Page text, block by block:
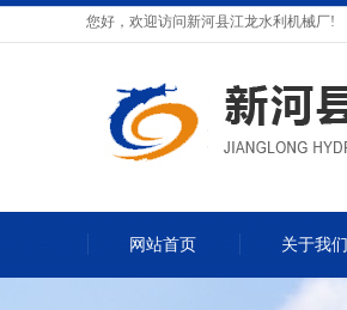
您好，欢迎访问新河县江龙水利机械厂!
网站首页 关于我们